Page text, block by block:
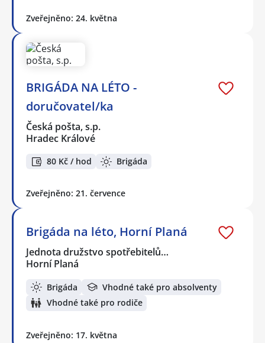
Zveřejněno: 24. května
BRIGÁDA NA LÉTO -
doručovatel/ka
Česká pošta, s.p.
Hradec Králové
80 Kč / hod Brigáda
Zveřejněno: 21. července
Brigáda na léto, Horní Planá
Jednota družstvo spotřebitelů…
Horní Planá
Brigáda
Vhodné také pro absolventy
Vhodné také pro rodiče
Zveřejněno: 17. května